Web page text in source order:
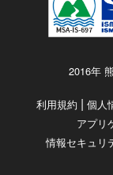
2016年
利用規約 | 個人
アプリ
情報セキュリ